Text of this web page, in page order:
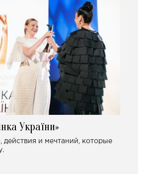
України»
действия и мечтаний, которые